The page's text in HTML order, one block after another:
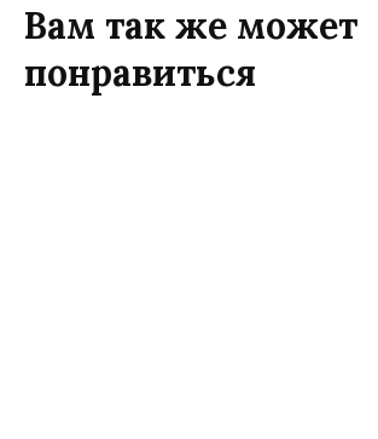
Вам так же может
понравиться